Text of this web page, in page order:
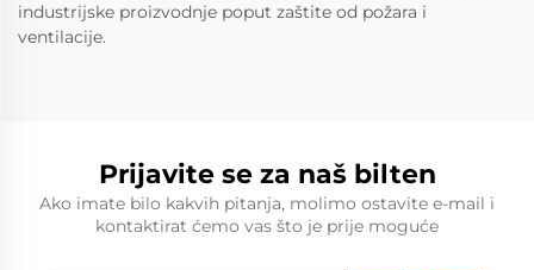
industrijske proizvodnje poput zaštite od požara i
ventilacije.
Prijavite se za naš bilten
Ako imate bilo kakvih pitanja, molimo ostavite e-mail i
kontaktirat ćemo vas što je prije moguće